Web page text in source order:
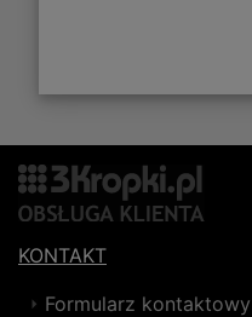
KONTAKT
Formularz kontaktowy